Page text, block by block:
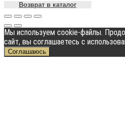
Возврат в каталог
Мы используем cookie-файлы.
сайт, вы соглашаетесь с
Соглашаюсь